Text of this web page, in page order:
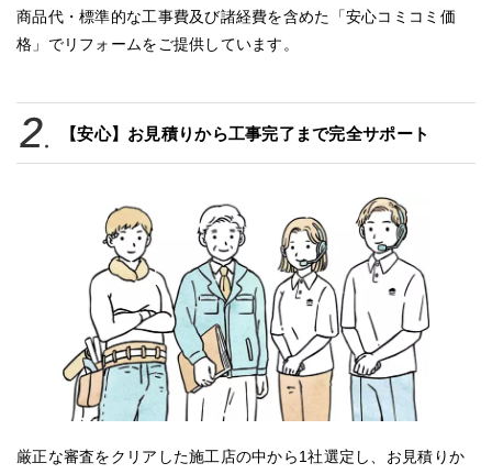
商品代・標準的な工事費及び諸経費を含めた「安心コミコミ価
格」でリフォームをご提供しています。
【安心】お見積りから工事完了まで完全サポート
厳正な審査をクリアした施工店の中から1社選定し、お見積りか